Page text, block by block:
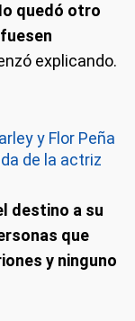
quedó otro
explicando.
y Flor Peña
de la actriz
destino a su
que
y ninguno